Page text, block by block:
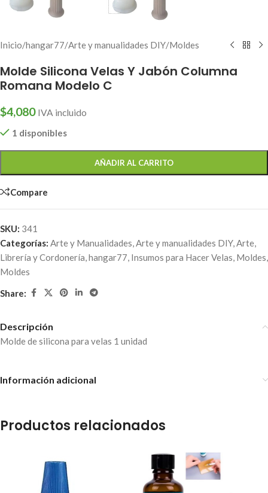
Inicio/hangar77/Arte y manualidades DIY/Moldes
Molde Silicona Velas Y Jabón Columna
Romana Modelo C
$4,080 IVA incluido
1 disponibles
AÑADIR AL CARRITO
Compare
SKU: 341
Categorías: Arte y Manualidades,Arte y manualidades DIY,Arte,
Librería y Cordonería,hangar77, Insumos para Hacer Velas, Moldes,
Moldes
Share:
Descripción
Molde de silicona para velas 1 unidad
Información adicional
Productos relacionados